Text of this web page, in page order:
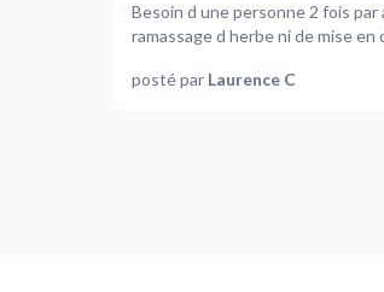
Besoin d une personne 2 fois
ramassage d herbe ni de mise
posté par Laurence C